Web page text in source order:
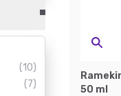
(10)
(7)
50 ml